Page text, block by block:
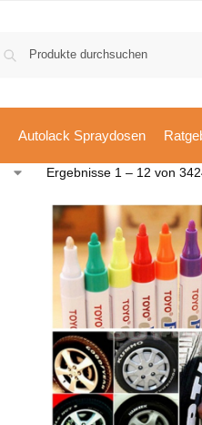
Autolack Spraydosen
Ergebnisse 1 – 12 von